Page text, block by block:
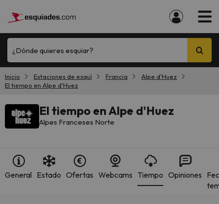
¿Dónde quieres esquiar?
Inicio Estaciones de esquí Francia
Alpe d'Huez
El tiempo en Alpe d'Huez
El tiempo en Alpe d'Huez
Alpes Franceses Norte
General Estado Ofertas Webcams Tiempo Opiniones